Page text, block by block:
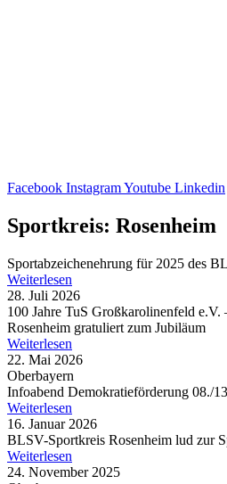
Facebook InstagramYoutube Linkedin
Sportkreis: Rosenheim
Sport­ab­zei­chen­eh­rung für 2025 des
Weiterlesen
28. Juli 2026
100 Jahre TuS Groß­ka­ro­li­nen­feld
Rosen­heim gratu­liert zum Jubiläum
Weiterlesen
22. Mai 2026
Oberbayern
Info­abend Demo­kra­tie­för­de­rung 08./
Weiterlesen
16. Januar 2026
BLSV-Sport­kreis Rosen­heim lud zur
Weiterlesen
24. November 2025